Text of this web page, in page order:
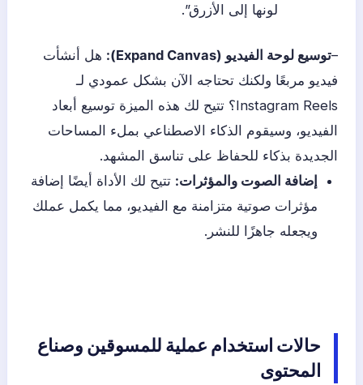
لونها إلى الأزرق”.
–توسيع لوحة الفيديو (Expand Canvas):
هل أنشأت
فيديو مربعًا ولكنك تحتاجه الآن بشكل عمودي لـ
Instagram Reels؟ تتيح لك هذه الميزة توسيع أبعاد
الفيديو، وسيقوم الذكاء الاصطناعي بملء المساحات
الجديدة بذكاء للحفاظ على تناسق المشهد.
إضافة الصوت والمؤثرات: تتيح لك الأداة أيضًا إضافة
مؤثرات صوتية متزامنة مع الفيديو، مما يكمل عملك
ويجعله جاهزًا للنشر.
حالات استخدام عملية للمسوقين وصناع
المحتوى